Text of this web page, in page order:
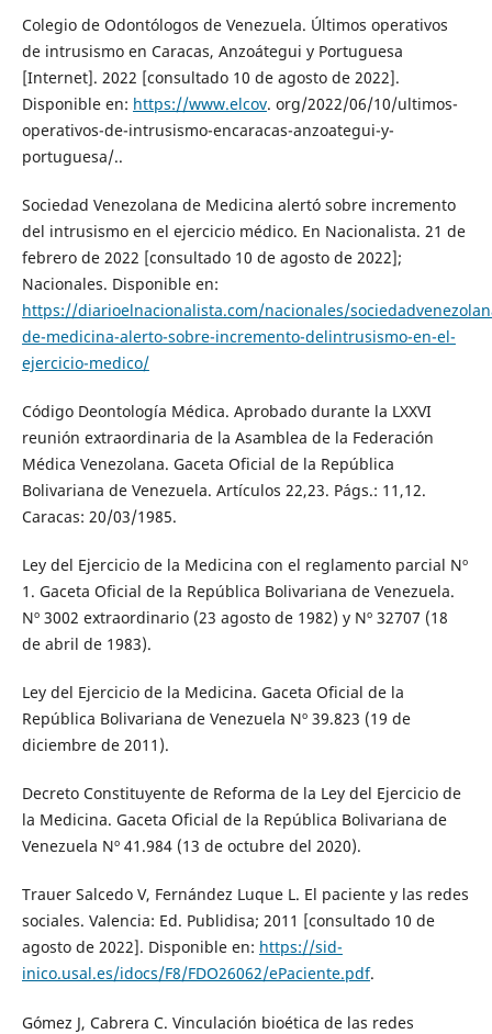
Colegio de Odontólogos de Venezuela. Últimos operativos
de intrusismo en Caracas, Anzoátegui y Portuguesa
[Internet]. 2022 [consultado 10 de agosto de 2022].
Disponible en: https://www.elcov. org/2022/06/10/ultimos-
operativos-de-intrusismo-encaracas-anzoategui-y-
portuguesa/..
Sociedad Venezolana de Medicina alertó sobre incremento
del intrusismo en el ejercicio médico. En Nacionalista. 21 de
febrero de 2022 [consultado 10 de agosto de 2022];
Nacionales. Disponible en:
https://diarioelnacionalista.com/nacionales/
de-medicina-alerto-sobre-incremento-delintrusismo-en-el-
ejercicio-medico/
Código Deontología Médica. Aprobado durante la LXXVI
reunión extraordinaria de la Asamblea de la Federación
Médica Venezolana. Gaceta Oficial de la República
Bolivariana de Venezuela. Artículos 22,23. Págs.: 11,12.
Caracas: 20/03/1985.
Ley del Ejercicio de la Medicina con el reglamento parcial Nº
1. Gaceta Oficial de la República Bolivariana de Venezuela.
Nº 3002 extraordinario (23 agosto de 1982) y Nº 32707 (18
de abril de 1983).
Ley del Ejercicio de la Medicina. Gaceta Oficial de la
República Bolivariana de Venezuela Nº 39.823 (19 de
diciembre de 2011).
Decreto Constituyente de Reforma de la Ley del Ejercicio de
la Medicina. Gaceta Oficial de la República Bolivariana de
Venezuela Nº 41.984 (13 de octubre del 2020).
Trauer Salcedo V, Fernández Luque L. El paciente y las redes
sociales. Valencia: Ed. Publidisa; 2011 [consultado 10 de
agosto de 2022]. Disponible en: https://sid-
inico.usal.es/idocs/F8/FDO26062/ePaciente.pdf.
Gómez J, Cabrera C. Vinculación bioética de las redes